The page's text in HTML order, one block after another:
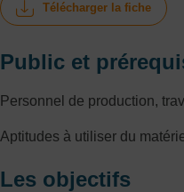
Télécharger la fiche
Public et
Personnel de production,
Aptitudes à utiliser du
Les objectifs